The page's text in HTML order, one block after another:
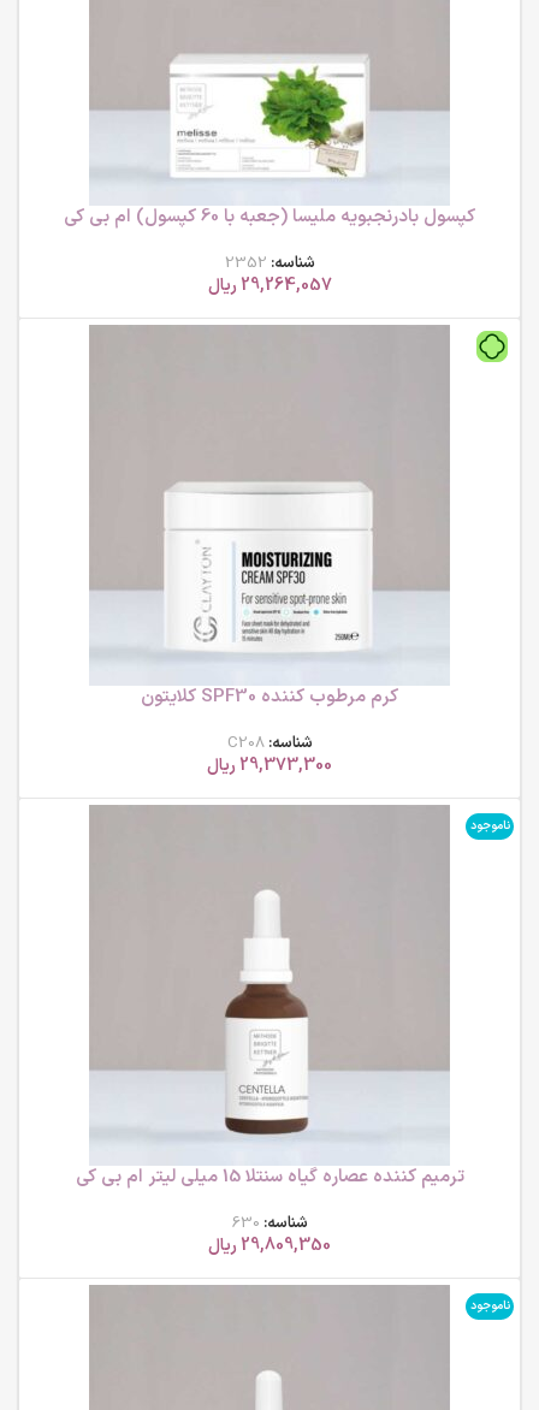
کپسول بادرنجبویه ملیسا (جعبه با 60 کپسول) ام بی کی
شناسه: 2352
29,264,057 ریال
کرم مرطوب کننده SPF30 کلایتون
شناسه:C208
29,373,300 ریال
ناموجود
ترمیم کننده عصاره گیاه سنتلا 15 میلی لیتر ام بی کی
شناسه: 630
29,809,350 ریال
ناموجود